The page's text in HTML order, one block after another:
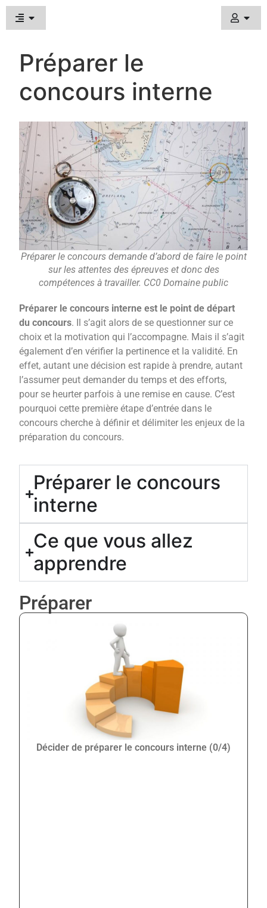
Préparer le
concours interne
Préparer le concours demande d’abord de faire le point
sur les attentes des épreuves et donc des
compétences à travailler. CC0 Domaine public
Préparer le concours interne est le point de départ
du concours. Il s’agit alors de se questionner sur ce
choix et la motivation qui l’accompagne. Mais il s’agit
également d’en vérifier la pertinence et la validité. En
effet, autant une décision est rapide à prendre, autant
l’assumer peut demander du temps et des efforts,
pour se heurter parfois à une remise en cause. C’est
pourquoi cette première étape d’entrée dans le
concours cherche à définir et délimiter les enjeux de la
préparation du concours.
Préparer le concours
interne
Ce que vous allez
apprendre
Préparer
Décider de préparer le concours interne (0/4)